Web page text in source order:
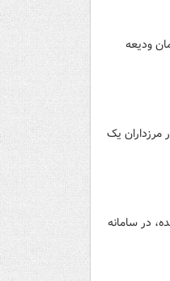
۱۸ میلیون تومان اجاره و ۴۰۰ میلیون تومان ودیعه
مرزداران یک
در سامانه